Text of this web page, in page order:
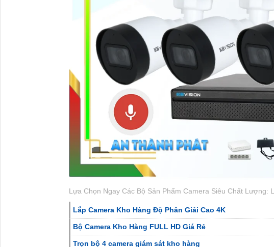
Lựa Chọn Ngay Các Bộ Sản Phẩm Camera Siêu Chất Lượng:
Lắp Camera Kho Hàng Độ Phân Giải Cao 4K
Bộ Camera Kho Hàng FULL HD Giá Rẻ
Trọn bộ 4 camera giám sát kho hàng